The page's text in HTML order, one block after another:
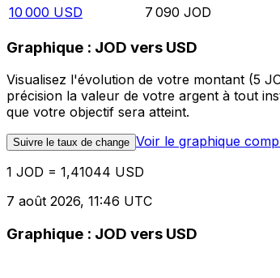
10 000 USD 7 090 JOD
Graphique : JOD vers USD
Visualisez l'évolution de votre montant (5
précision la valeur de votre argent à tout
que votre objectif sera atteint.
Suivre le taux de change Voir le graphique
1 JOD = 1,41044 USD
7 août 2026, 11:46 UTC
Graphique : JOD vers USD